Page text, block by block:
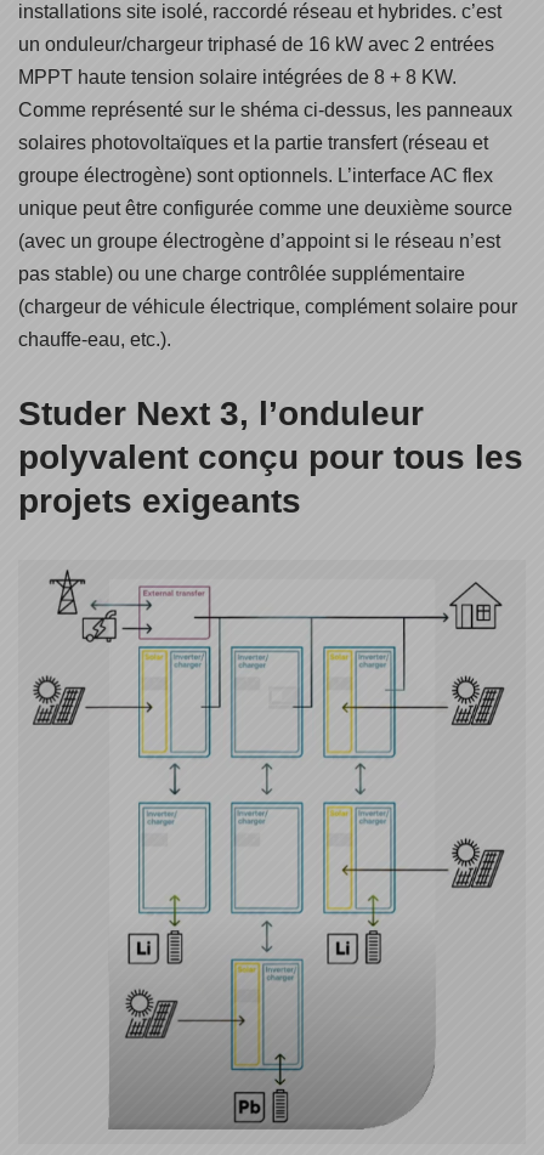
installations site isolé, raccordé réseau et hybrides. c’est
un onduleur/chargeur triphasé de 16 kW avec 2 entrées
MPPT haute tension solaire intégrées de 8 + 8 KW.
Comme représenté sur le shéma ci-dessus, les panneaux
solaires photovoltaïques et la partie transfert (réseau et
groupe électrogène) sont optionnels. L’interface AC flex
unique peut être configurée comme une deuxième source
(avec un groupe électrogène d’appoint si le réseau n’est
pas stable) ou une charge contrôlée supplémentaire
(chargeur de véhicule électrique, complément solaire pour
chauffe-eau, etc.).
Studer Next 3, l’onduleur
polyvalent conçu pour tous les
projets exigeants